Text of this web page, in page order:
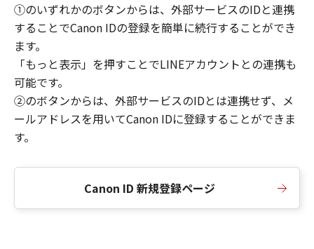
①のいずれかのボタンからは、外部サービスのIDと連携
することでCanon IDの登録を簡単に続行することができ
ます。
「もっと表示」を押すことでLINEアカウントとの連携も
可能です。
②のボタンからは、外部サービスのIDとは連携せず、メ
ールアドレスを用いてCanon IDに登録することができま
す。
Canon ID 新規登録ページ